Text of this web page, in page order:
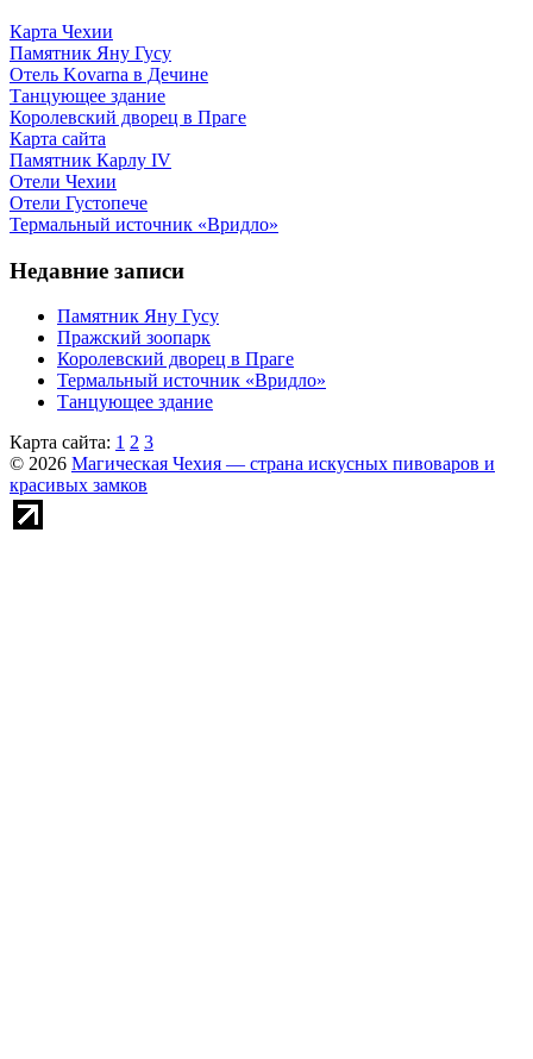
Карта Чехии
Памятник Яну Гусу
Отель Kovarna в Дечине
Танцующее здание
Королевский дворец в Праге
Карта сайта
Памятник Карлу IV
Отели Чехии
Отели Густопече
Термальный источник «Вридло»
Недавние записи
Памятник Яну Гусу
Пражский зоопарк
Королевский дворец в Праге
Термальный источник «Вридло»
Танцующее здание
Карта сайта: 1 2 3
© 2026 Магическая Чехия — страна искусных пивоваров и
красивых замков